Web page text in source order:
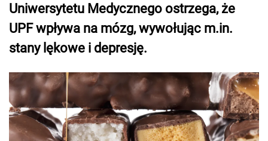
Uniwersytetu Medycznego ostrzega, że
UPF wpływa na mózg, wywołując m.in.
stany lękowe i depresję.